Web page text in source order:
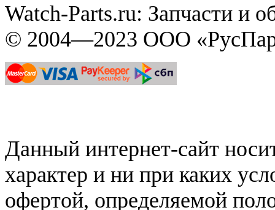
Watch-Parts.ru: Запчасти и
© 2004—2023 ООО
Данный интернет-сайт
характер и ни при каких
офертой, определяемой